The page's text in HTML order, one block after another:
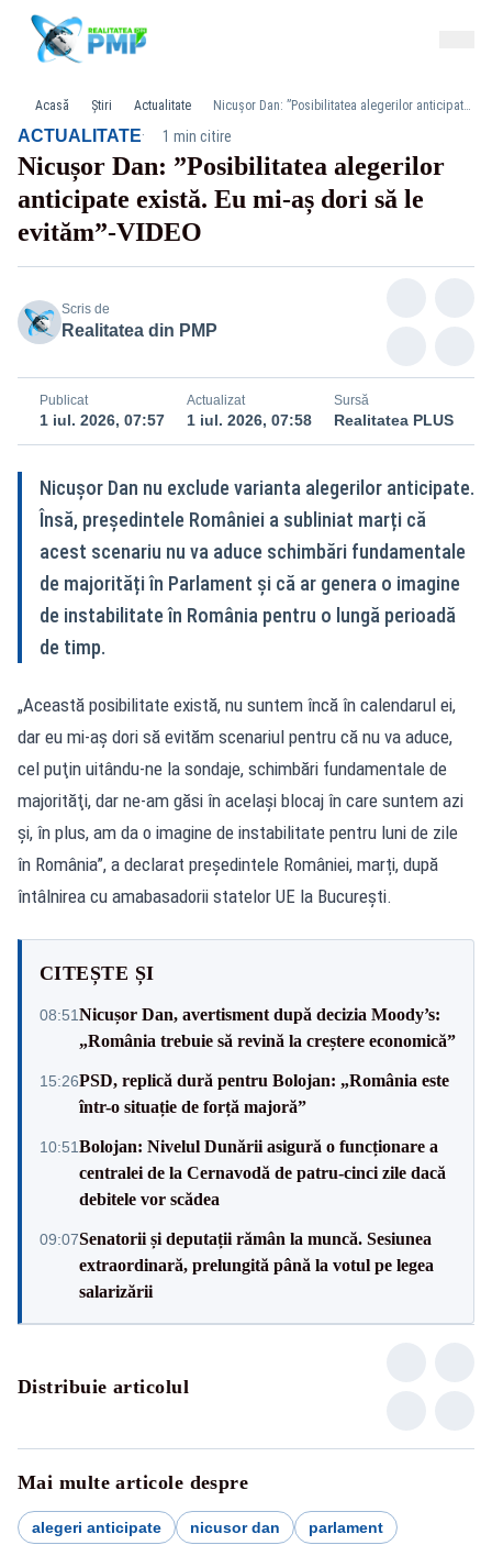
Acasă Știri Actualitate Nicușor Dan: ”Posibilitatea alegerilor anticipate există. Eu mi-aș dori să le evităm”-VIDEO
ACTUALITATE· 1 min citire
Nicușor Dan: ”Posibilitatea alegerilor
anticipate există. Eu mi-aș dori să le
evităm”-VIDEO
Scris de
Realitatea din PMP
Publicat
1 iul. 2026, 07:57
Actualizat
1 iul. 2026, 07:58
Sursă
Realitatea PLUS
Nicușor Dan nu exclude varianta alegerilor anticipate.
Însă, președintele României a subliniat marți că
acest scenariu nu va aduce schimbări fundamentale
de majorități în Parlament și că ar genera o imagine
de instabilitate în România pentru o lungă perioadă
de timp.
„Această posibilitate există, nu suntem încă în calendarul ei,
dar eu mi-aş dori să evităm scenariul pentru că nu va aduce,
cel puţin uitându-ne la sondaje, schimbări fundamentale de
majorităţi, dar ne-am găsi în acelaşi blocaj în care suntem azi
și, în plus, am da o imagine de instabilitate pentru luni de zile
în România”, a declarat președintele României, marți, după
întâlnirea cu amabasadorii statelor UE la București.
CITEȘTE ȘI
08:51Nicușor Dan, avertisment după decizia Moody’s:
„România trebuie să revină la creștere economică”
15:26PSD, replică dură pentru Bolojan: „România este
într-o situație de forță majoră”
10:51Bolojan: Nivelul Dunării asigură o funcționare a
centralei de la Cernavodă de patru-cinci zile dacă
debitele vor scădea
09:07Senatorii și deputații rămân la muncă. Sesiunea
extraordinară, prelungită până la votul pe legea
salarizării
Distribuie articolul
Mai multe articole despre
alegeri anticipate nicusor dan parlament